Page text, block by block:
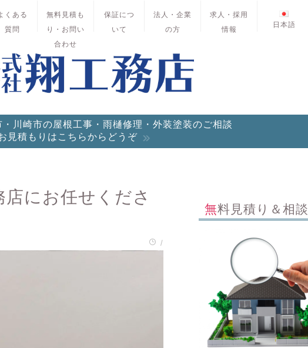
くある
質問
無料見積も
り・お問い
合わせ
保証につ
いて
法人・企業
の方
求人・採用
情報
日本語
川崎市の屋根工事・雨樋修理・外装塗装のご相談
見積もりはこちらからどうぞ
にお任せくださ
/
無料見積り＆相談